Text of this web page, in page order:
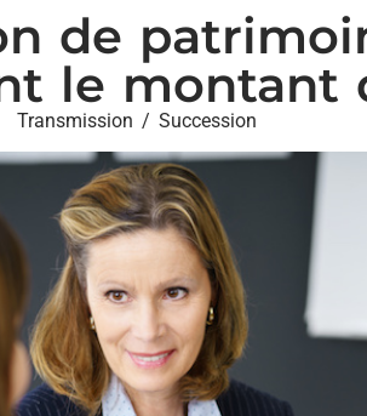
de
le montant
Transmission / Succession